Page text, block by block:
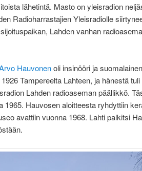
lähetintä. Masto on yleisradion
Radioharrastajien Yleisradiolle
Lahden vanhan
Hauvonenoli insinööri ja suomalainen
Tampereelta Lahteen, ja hänestä
Lahden radioaseman päällikkö.
1965. Hauvosen aloitteesta ryhdyttiin
avattiin vuonna 1968. Lahti palkitsi